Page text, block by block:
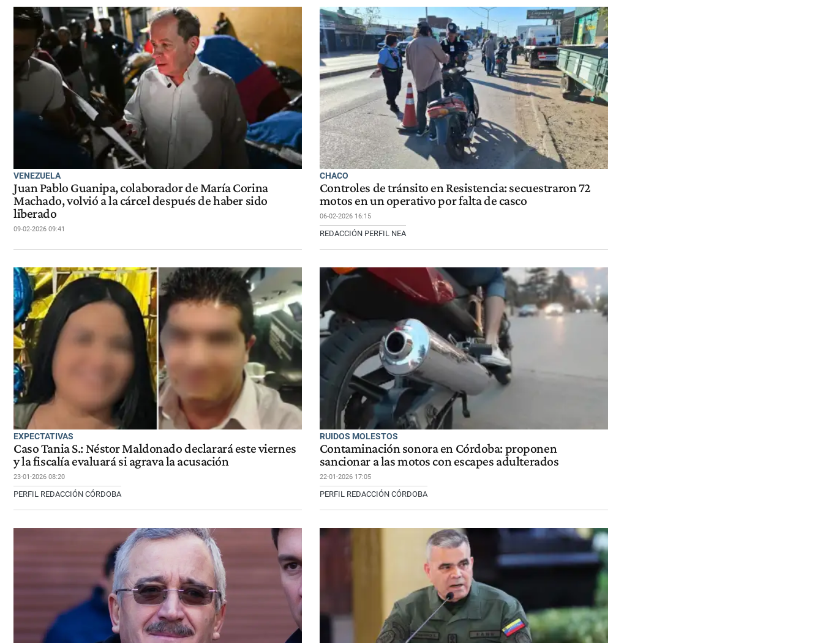
VENEZUELA
Juan Pablo Guanipa, colaborador de María Corina
Machado, volvió a la cárcel después de haber sido
liberado
09-02-2026 09:41
CHACO
Controles de tránsito en Resistencia: secuestraron 72
motos en un operativo por falta de casco
06-02-2026 16:15
REDACCIÓN PERFIL NEA
EXPECTATIVAS
Caso Tania S.: Néstor Maldonado declarará este viernes
y la fiscalía evaluará si agrava la acusación
23-01-2026 08:20
PERFIL REDACCIÓN CÓRDOBA
RUIDOS MOLESTOS
Contaminación sonora en Córdoba: proponen
sancionar a las motos con escapes adulterados
22-01-2026 17:05
PERFIL REDACCIÓN CÓRDOBA